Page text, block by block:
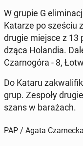
W grupie G
Katarze po sześciu
drugie miejsce z
dzą­ca Ho­lan­dia.
Czar­no­gó­ra - 8,
Do Kataru
grup. Zespoły
szans w ba­ra­żach.
PAP / Agata Czarnecka